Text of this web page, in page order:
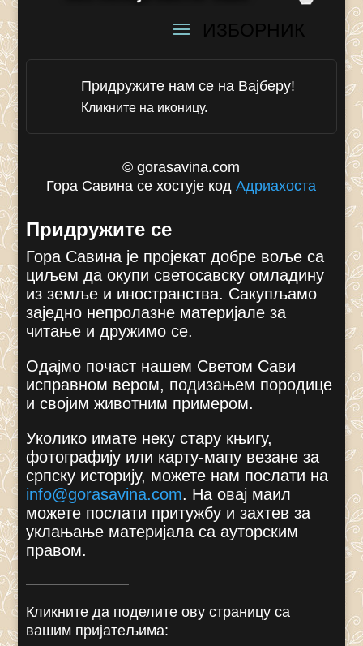
Придружите нам се на Вајберу!
Кликните на иконицу.
© gorasavina.com
Гора Савина се хостује кодАдриахоста
Придружите се
Гора Савина је пројекат добре воље са
циљем да окупи светосавску омладину
из земље и иностранства. Сакупљамо
заједно непролазне материјале за
читање и дружимо се.
Одајмо почаст нашем Светом Сави
исправном вером, подизањем породице
и својим животним примером.
Уколико имате неку стару књигу,
фотографију или карту-мапу везане за
српску историју, можете нам послати на
info@gorasavina.com. На овај маил
можете послати притужбу и захтев за
уклањање материјала са ауторским
правом.
Кликните да поделите ову страницу са
вашим пријатељима: